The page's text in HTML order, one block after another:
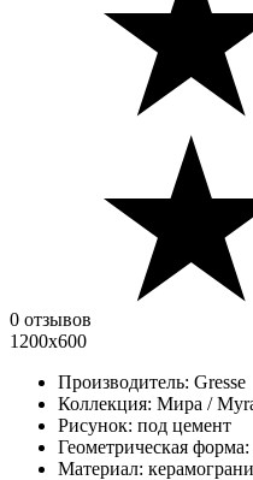
0 отзывов
1200х600
Производитель: Gresse
Коллекция: Мира /
Рисунок: под цемент
Геометрическая форма:
Материал: